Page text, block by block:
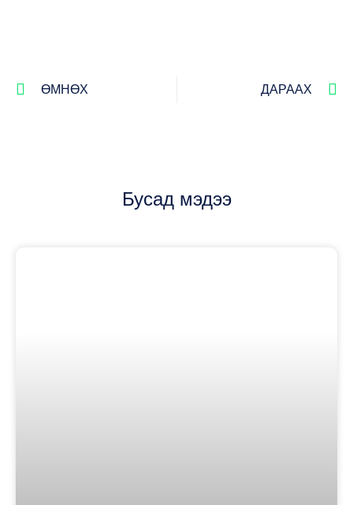
ӨМНӨХ ДАРААХ
Бусад мэдээ